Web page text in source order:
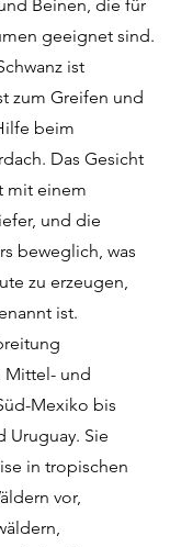
Beinen, die für
geeignet sind.
ist
zum Greifen und
beim
Das Gesicht
mit einem
und die
beweglich, was
zu erzeugen,
ist.
Mittel- und
Mexiko bis
Uruguay. Sie
in tropischen
vor,